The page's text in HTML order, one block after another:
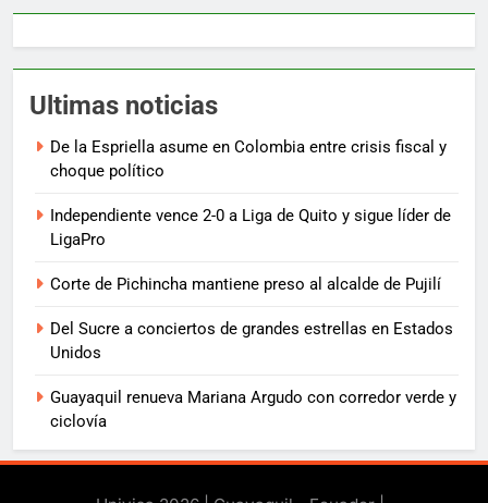
Ultimas noticias
De la Espriella asume en Colombia entre crisis fiscal y
choque político
Independiente vence 2-0 a Liga de Quito y sigue líder de
LigaPro
Corte de Pichincha mantiene preso al alcalde de Pujilí
Del Sucre a conciertos de grandes estrellas en Estados
Unidos
Guayaquil renueva Mariana Argudo con corredor verde y
ciclovía